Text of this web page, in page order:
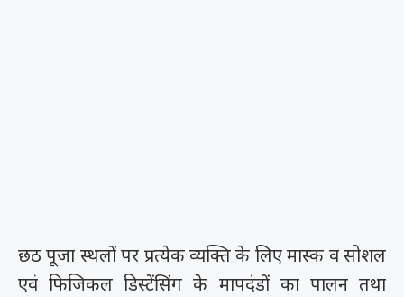
छठ पूजा स्थलों पर प्रत्येक व्यक्ति के लिए मास्क व सोशल
एवं फिजिकल डिस्टेंसिंग के मापदंडों का पालन तथा